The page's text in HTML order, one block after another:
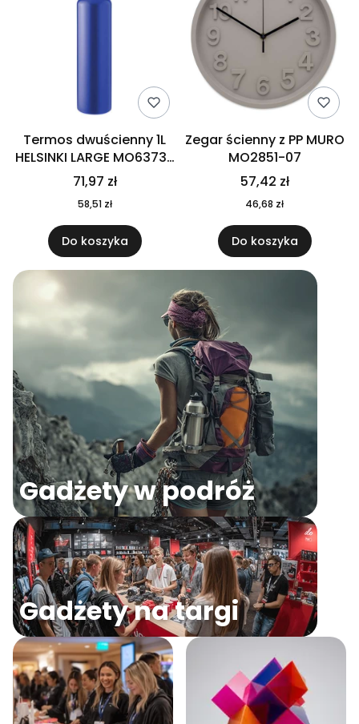
Termos dwuścienny 1L
HELSINKI LARGE MO6373-
04
71,97 zł
58,51 zł
Do koszyka
Zegar ścienny z PP MURO
MO2851-07
57,42 zł
46,68 zł
Do koszyka
Gadżety w podróż
Gadżety na targi